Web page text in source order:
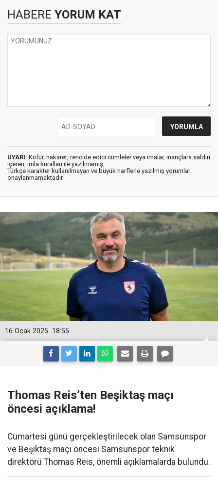
HABERE YORUM KAT
UYARI: Küfür, hakaret, rencide edici cümleler veya imalar, inançlara saldırı
içeren, imla kuralları ile yazılmamış,
Türkçe karakter kullanılmayan ve büyük harflerle yazılmış yorumlar
onaylanmamaktadır.
18:55
16 Ocak 2025
Thomas Reis’ten Beşiktaş maçı
öncesi açıklama!
Cumartesi günü gerçekleştirilecek olan Samsunspor
ve Beşiktaş maçı öncesi Samsunspor teknik
direktörü Thomas Reis, önemli açıklamalarda bulundu.